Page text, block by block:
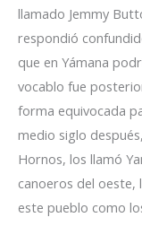
llamado Jemmy
respondió
que en Yámana
vocablo fue
forma equivocada
medio siglo
Hornos, los llamó
canoeros del oeste,
este pueblo como